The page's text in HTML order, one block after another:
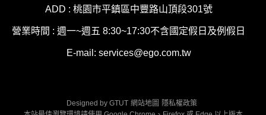
ADD : 桃園市平鎮區中豐路山頂段301號
營業時間 : 週一~週五 8:30~17:30不含國定假日及例假日
E-mail: services@ego.com.tw
Designed by GTUT 網站地圖 隱私權政策